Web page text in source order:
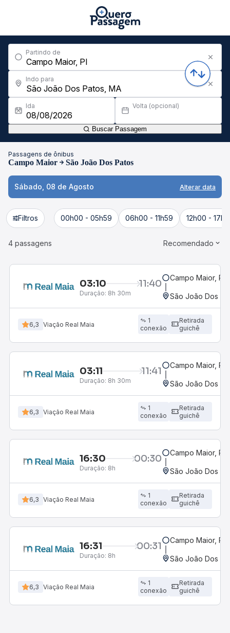
Partindo de
Indo para
Ida Volta (opcional)
Buscar Passagem
Passagens de ônibus
Campo Maior São João Dos Patos
Sábado, 08 de Agosto Alterar data
Filtros 00h00 - 05h59 06h00 - 11h59 12h00 -
4 passagens Recomendado
03:10 11:40
Duração: 8h 30m
Campo Maior, PI
São João Dos
6,3 Viação Real Maia
1
conexão
Retirada
guichê
03:11 11:41
Duração: 8h 30m
Campo Maior, PI
São João Dos
6,3 Viação Real Maia
1
conexão
Retirada
guichê
16:30 00:30
Duração: 8h
Campo Maior, PI
São João Dos
6,3 Viação Real Maia
1
conexão
Retirada
guichê
16:31 00:31
Duração: 8h
Campo Maior, PI
São João Dos
6,3 Viação Real Maia
1
conexão
Retirada
guichê